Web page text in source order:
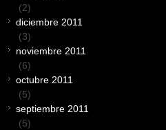
(2)
diciembre 2011
(3)
noviembre 2011
(6)
octubre 2011
(5)
septiembre 2011
(5)